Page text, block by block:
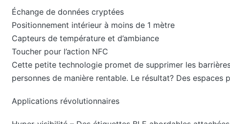
Échange de données cryptées
Positionnement intérieur à moins de 1 mètre
Capteurs de température et d’ambiance
Toucher pour l’action NFC
Cette petite technologie promet de supprimer les
personnes de manière rentable. Le résultat? Des espaces
Applications révolutionnaires